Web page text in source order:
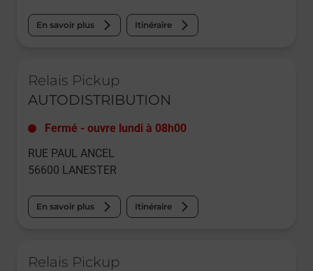
En savoir plus Itinéraire
Relais Pickup
AUTODISTRIBUTION
Fermé - ouvre lundi à 08h00
RUE PAUL ANCEL
56600 LANESTER
En savoir plus Itinéraire
Relais Pickup